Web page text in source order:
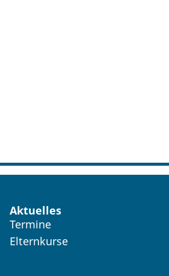
Aktuelles
Termine
Elternkurse